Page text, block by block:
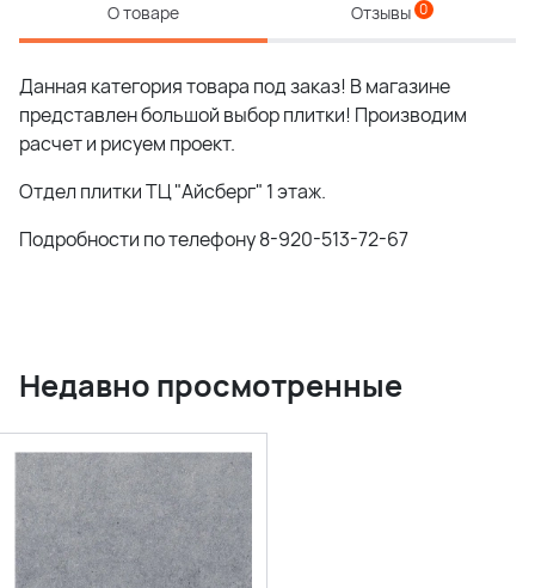
О товаре Отзывы 0
Данная категория товара под заказ! В магазине
представлен большой выбор плитки! Производим
расчет и рисуем проект.
Отдел плитки ТЦ "Айсберг" 1 этаж.
Подробности по телефону 8-920-513-72-67
Недавно просмотренные